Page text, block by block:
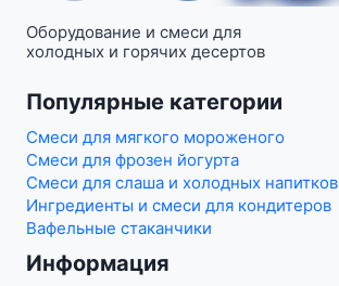
Оборудование и смеси для
холодных и горячих десертов
Популярные категории
Смеси для мягкого мороженого
Смеси для фрозен йогурта
Смеси для слаша и холодных напитков
Ингредиенты и смеси для кондитеров
Вафельные стаканчики
Информация